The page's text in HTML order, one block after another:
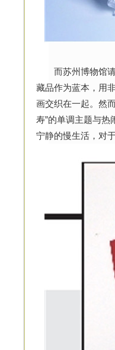
而苏州博物馆请
藏品作为蓝本，用
画交织在一起。然
寿”的单调主题与
宁静的慢生活，对